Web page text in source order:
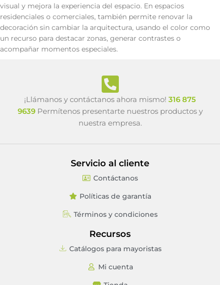
visual y mejora la experiencia del espacio. En espacios
residenciales o comerciales, también permite renovar la
decoración sin cambiar la arquitectura, usando el color como
un recurso para destacar zonas, generar contrastes o
acompañar momentos especiales.
¡Llámanos y contáctanos ahora mismo! 316 875
9639Permítenos presentarte nuestros productos y
nuestra empresa.
Servicio al cliente
Contáctanos
Políticas de garantía
Términos y condiciones
Recursos
Catálogos para mayoristas
Mi cuenta